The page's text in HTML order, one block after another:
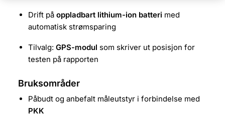
Drift på oppladbart lithium-ion batteri med
automatisk strømsparing
Tilvalg: GPS-modul som skriver ut posisjon for
testen på rapporten
Bruksområder
Påbudt og anbefalt måleutstyr i forbindelse med
PKK